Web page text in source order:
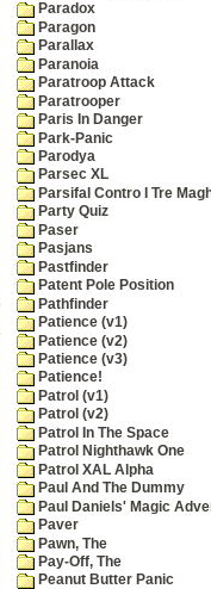
Paradox
Paragon
Parallax
Paranoia
Paratroop Attack
Paratrooper
Paris In Danger
Park-Panic
Parodya
Parsec XL
Parsifal Contro I Tre
Party Quiz
Paser
Pasjans
Pastfinder
Patent Pole Position
Pathfinder
Patience (v1)
Patience (v2)
Patience (v3)
Patience!
Patrol (v1)
Patrol (v2)
Patrol In The Space
Patrol Nighthawk One
Patrol XAL Alpha
Paul And The Dummy
Paul Daniels' Magic
Paver
Pawn, The
Pay-Off, The
Peanut Butter Panic